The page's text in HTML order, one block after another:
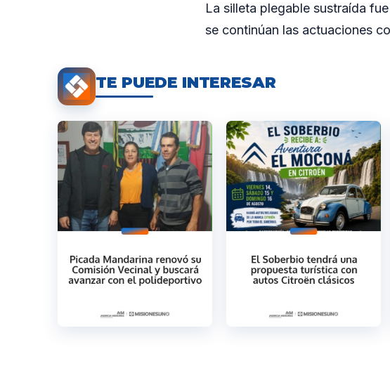
La silleta plegable sustraída
se continúan las actuaciones
TE PUEDE INTERESAR